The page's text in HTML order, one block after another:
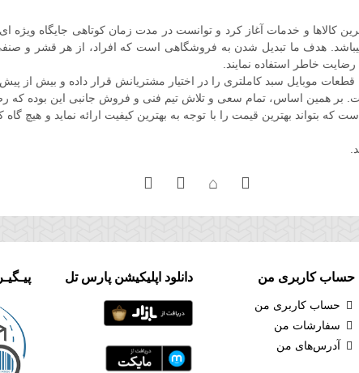
خود را در اواخر سال 86 با هدف ارائه بهترین کالاها و خدمات آغاز کرد و توانست در مدت زمان
هدف ما تبدیل شدن به فروشگاهی است که افراد، از هر قشر و صنفی
خاطر استفاده نمایند.
موبایل سبد کاملتری را در اختیار مشتریانش قرار داده و بیش از
همین اساس، تمام سعی و تلاش تیم فنی و فروش جانبی این بوده که
بهترین قیمت را با توجه به بهترین کیفیت ارائه نماید و هیچ گاه
حساب کاربری من
حساب کاربری من
سفارشات من
آدرس‌های من
دانلود اپلیکیشن پارس تل